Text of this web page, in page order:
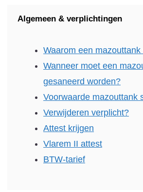
Algemeen & verplichtingen
Waarom een
Wanneer moet een
gesaneerd worden?
Voorwaarde mazouttank
Verwijderen verplicht?
Attest krijgen
Vlarem II attest
BTW-tarief